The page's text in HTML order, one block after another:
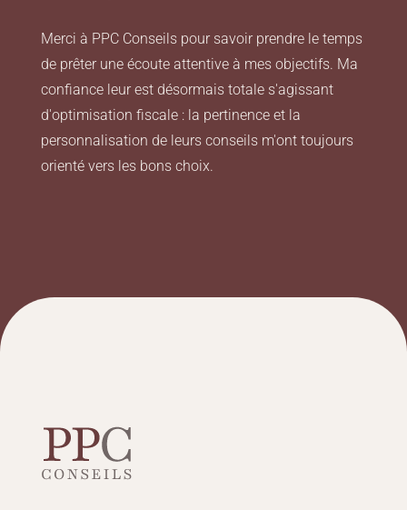
Merci à PPC Conseils pour savoir prendre le temps
de prêter une écoute attentive à mes objectifs. Ma
confiance leur est désormais totale s'agissant
d'optimisation fiscale : la pertinence et la
personnalisation de leurs conseils m'ont toujours
orienté vers les bons choix.